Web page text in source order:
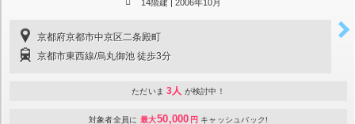
14階建 | 2006年10月
京都府京都市中京区二条殿町
京都市東西線/烏丸御池 徒歩3分
ただいま 3人 が検討中！
対象者全員に 最大50,000 円 キャッシュバック!